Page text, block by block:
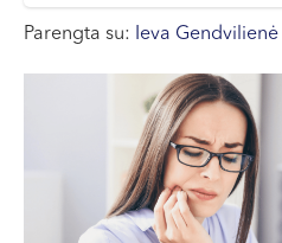
Darbo laikas:
VI 09:00 - 15:00
Klaipėda
Dragūnų g. 2
Darbo laikas:
Parengta su: Ieva Gendvilienė